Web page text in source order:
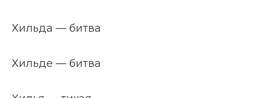
Хильда — битва
Хильде — битва